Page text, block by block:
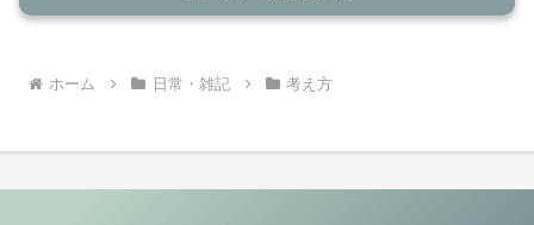
ホーム 日常・雑記 考え方